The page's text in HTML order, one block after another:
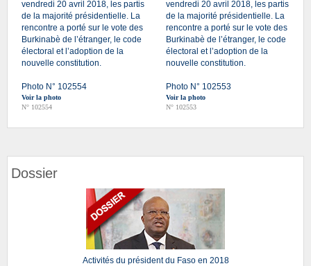
vendredi 20 avril 2018, les partis
de la majorité présidentielle. La
rencontre a porté sur le vote des
Burkinabè de l’étranger, le code
électoral et l’adoption de la
nouvelle constitution.
Photo N° 102554
Voir la photo
N° 102554
vendredi 20 avril 2018, les partis
de la majorité présidentielle. La
rencontre a porté sur le vote des
Burkinabè de l’étranger, le code
électoral et l’adoption de la
nouvelle constitution.
Photo N° 102553
Voir la photo
N° 102553
Dossier
Activités du président du Faso en 2018